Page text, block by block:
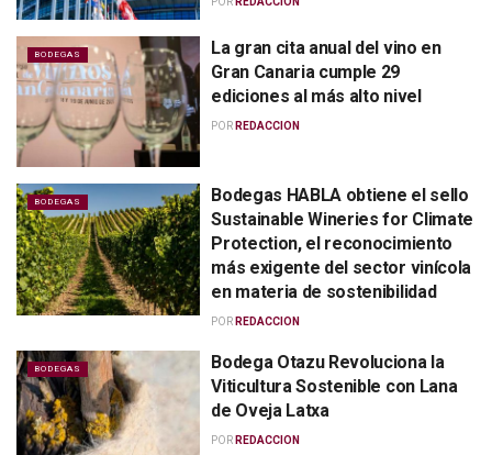
BODEGAS
La gran cita anual del vino en
Gran Canaria cumple 29
ediciones al más alto nivel
POR REDACCION
BODEGAS
Bodegas HABLA obtiene el sello
Sustainable Wineries for Climate
Protection, el reconocimiento
más exigente del sector vinícola
en materia de sostenibilidad
POR REDACCION
BODEGAS
Bodega Otazu Revoluciona la
Viticultura Sostenible con Lana
de Oveja Latxa
POR REDACCION